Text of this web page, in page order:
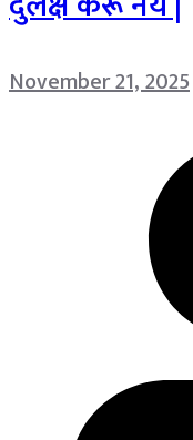
November 21, 2025